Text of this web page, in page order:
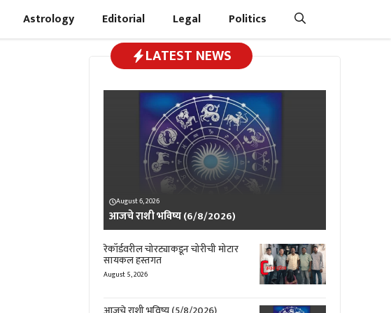
Astrology Editorial Legal Politics
LATEST NEWS
August 6, 2026
आजचे राशी भविष्य (6/8/2026)
रेकॉर्डवरील चोरट्याकडून चोरीची मोटार
सायकल हस्तगत
August 5, 2026